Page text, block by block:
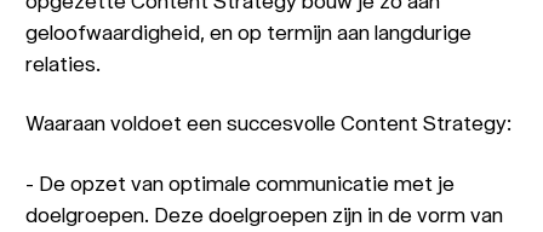
geloofwaardigheid, en op termijn aan langdurige
relaties.
Waaraan voldoet een succesvolle Content Strategy:
- De opzet van optimale communicatie met je
doelgroepen. Deze doelgroepen zijn in de vorm van